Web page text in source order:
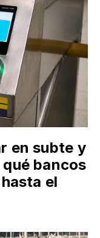
en subte y
bancos
el